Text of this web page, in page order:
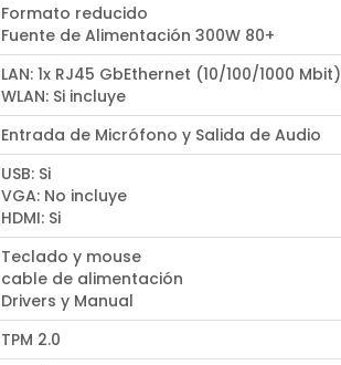
Formato reducido
Fuente de Alimentación 300W 80+
LAN: 1x RJ45 GbEthernet (10/100/1000 Mbit)
WLAN: Si incluye
Entrada de Micrófono y Salida de Audio
USB: Si
VGA: No incluye
HDMI: Si
Teclado y mouse
cable de alimentación
Drivers y Manual
TPM 2.0